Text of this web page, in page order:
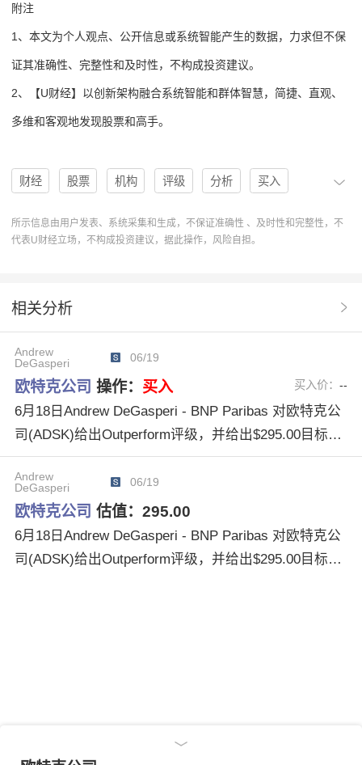
附注
1、本文为个人观点、公开信息或系统智能产生的数据，力求但不保
证其准确性、完整性和及时性，不构成投资建议。
2、【U财经】以创新架构融合系统智能和群体智慧，简捷、直观、
多维和客观地发现股票和高手。
财经 股票 机构 评级 分析 买入
买入评级 U股票 协作 操作 卖出评级
操作趋势估值基本面
MarketPerform ClarkWright
MichaelTurrin MatthewHedberg
所示信息由用户发表、系统采集和生成，不保证准确性 、及时性和完整性，不
代表U财经立场，不构成投资建议，据此操作，风险自担。
相关分析
Andrew
DeGasperi
06/19
欧特克公司 操作： 买入 买入价：--
6月18日Andrew DeGasperi - BNP Paribas 对欧特克公
司(ADSK)给出Outperform评级，并给出$295.00目标价
格。
Andrew
DeGasperi
06/19
欧特克公司 估值： 295.00
6月18日Andrew DeGasperi - BNP Paribas 对欧特克公
司(ADSK)给出Outperform评级，并给出$295.00目标价